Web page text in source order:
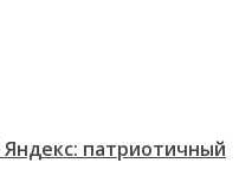
патриотичный